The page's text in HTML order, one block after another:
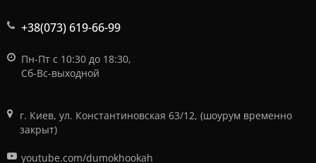
+38(073) 619-66-99
Пн-Пт с 10:30 до 18:30,
Сб-Вс-выходной
г. Киев, ул. Константиновская 63/12, (шоурум временно
закрыт)
youtube.com/dumokhookah